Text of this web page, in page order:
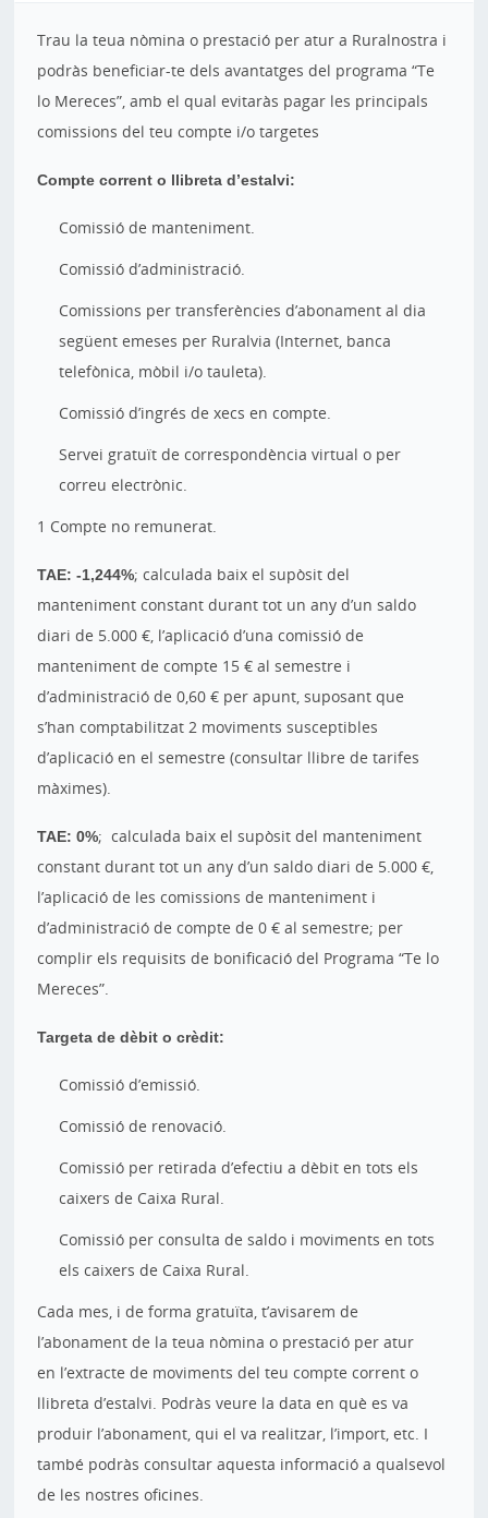
Trau la teua nòmina o prestació per atur a Ruralnostra i
podràs beneficiar-te dels avantatges del programa “Te
lo Mereces”, amb el qual evitaràs pagar les principals
comissions del teu compte i/o targetes
Compte corrent o llibreta d’estalvi:
Comissió de manteniment.
Comissió d’administració.
Comissions per transferències d’abonament al dia
següent emeses per Ruralvia (Internet, banca
telefònica, mòbil i/o tauleta).
Comissió d’ingrés de xecs en compte.
Servei gratuït de correspondència virtual o per
correu electrònic.
1 Compte no remunerat.
TAE: -1,244%; calculada baix el supòsit del
manteniment constant durant tot un any d’un saldo
diari de 5.000 €, l’aplicació d’una comissió de
manteniment de compte 15 € al semestre i
d’administració de 0,60 € per apunt, suposant que
s’han comptabilitzat 2 moviments susceptibles
d’aplicació en el semestre (consultar llibre de tarifes
màximes).
TAE: 0%; calculada baix el supòsit del manteniment
constant durant tot un any d’un saldo diari de 5.000 €,
l’aplicació de les comissions de manteniment i
d’administració de compte de 0 € al semestre; per
complir els requisits de bonificació del Programa “Te lo
Mereces”.
Targeta de dèbit o crèdit:
Comissió d’emissió.
Comissió de renovació.
Comissió per retirada d’efectiu a dèbit en tots els
caixers de Caixa Rural.
Comissió per consulta de saldo i moviments en tots
els caixers de Caixa Rural.
Cada mes, i de forma gratuïta, t’avisarem de
l’abonament de la teua nòmina o prestació per atur
en l’extracte de moviments del teu compte corrent o
llibreta d’estalvi. Podràs veure la data en què es va
produir l’abonament, qui el va realitzar, l’import, etc. I
també podràs consultar aquesta informació a qualsevol
de les nostres oficines.